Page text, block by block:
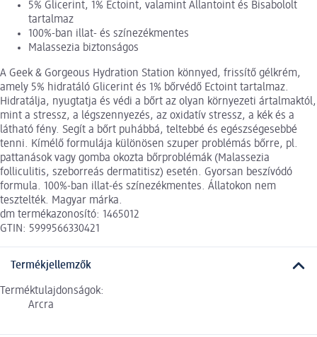
5% Glicerint, 1% Ectoint, valamint Allantoint és Bisabololt
tartalmaz
100%-ban illat- és színezékmentes
Malassezia biztonságos
A Geek & Gorgeous Hydration Station könnyed, frissítő gélkrém,
amely 5% hidratáló Glicerint és 1% bőrvédő Ectoint tartalmaz.
Hidratálja, nyugtatja és védi a bőrt az olyan környezeti ártalmaktól,
mint a stressz, a légszennyezés, az oxidatív stressz, a kék és a
látható fény. Segít a bőrt puhábbá, teltebbé és egészségesebbé
tenni. Kímélő formulája különösen szuper problémás bőrre, pl.
pattanások vagy gomba okozta bőrproblémák (Malassezia
folliculitis, szeborreás dermatitisz) esetén. Gyorsan beszívódó
formula. 100%-ban illat-és színezékmentes. Állatokon nem
tesztelték. Magyar márka.
dm termékazonosító: 1465012
GTIN: 5999566330421
Termékjellemzők
Terméktulajdonságok:
Arcra